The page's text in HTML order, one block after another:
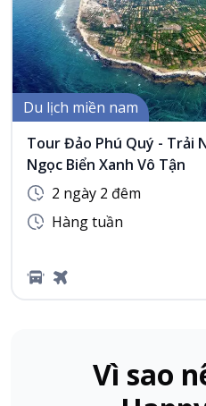
Du lịch miền nam
Tour Đảo Phú Quý - Trải
Ngọc Biển Xanh Vô Tận
2 ngày 2 đêm
Hàng tuần
Vì sao